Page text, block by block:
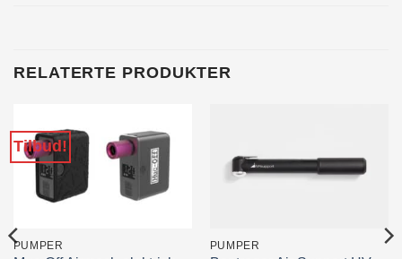
RELATERTE PRODUKTER
Tilbud!
PUMPER PUMPER